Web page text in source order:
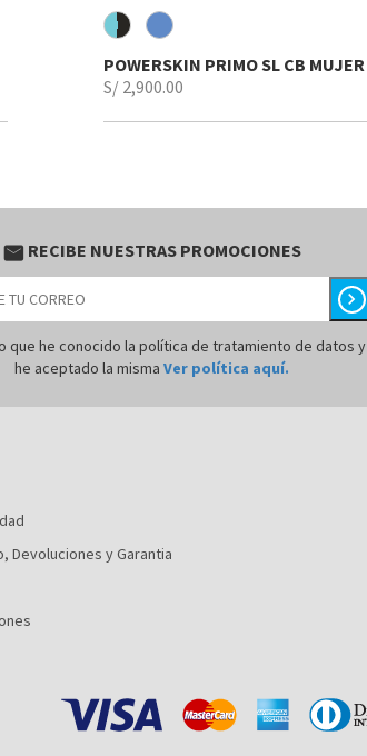
POWERSKIN PRIMO SL CB MUJER
S/ 2,900.00
email RECIBE NUESTRAS PROMOCIONES
chevron_right
que he conocido la política de tratamiento de datos y
he aceptado la misma Ver política aquí.
Devoluciones y Garantia